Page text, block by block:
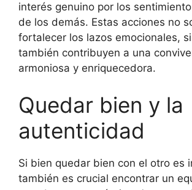
interés genuino por los
de los demás. Estas acciones no
fortalecer los lazos emocionales,
también contribuyen a una
armoniosa y enriquecedora.
Quedar bien y la
autenticidad
Si bien quedar bien con el otro es
también es crucial encontrar un